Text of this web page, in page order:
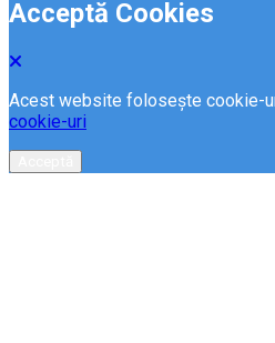
Acceptă Cookies
Acest website folosește cookie-
cookie-uri